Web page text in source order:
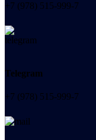
+7 (978) 515-999-7
Telegram
+7 (978) 515-999-7